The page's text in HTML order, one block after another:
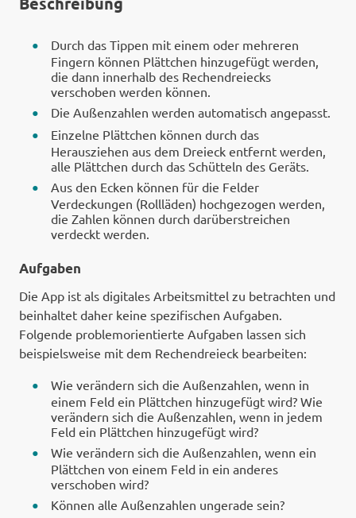
Durch das Tippen mit einem oder mehreren
Fingern können Plättchen hinzugefügt werden,
die dann innerhalb des Rechendreiecks
verschoben werden können.
Die Außenzahlen werden automatisch angepasst.
Einzelne Plättchen können durch das
Herausziehen aus dem Dreieck entfernt werden,
alle Plättchen durch das Schütteln des Geräts.
Aus den Ecken können für die Felder
Verdeckungen (Rollläden) hochgezogen werden,
die Zahlen können durch darüberstreichen
verdeckt werden.
Aufgaben
Die App ist als digitales Arbeitsmittel zu betrachten und
beinhaltet daher keine spezifischen Aufgaben.
Folgende problemorientierte Aufgaben lassen sich
beispielsweise mit dem Rechendreieck bearbeiten:
Wie verändern sich die Außenzahlen, wenn in
einem Feld ein Plättchen hinzugefügt wird? Wie
verändern sich die Außenzahlen, wenn in jedem
Feld ein Plättchen hinzugefügt wird?
Wie verändern sich die Außenzahlen, wenn ein
Plättchen von einem Feld in ein anderes
verschoben wird?
Können alle Außenzahlen ungerade sein?